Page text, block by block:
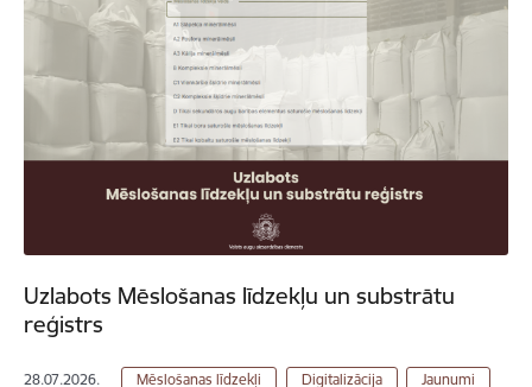
Uzlabots Mēslošanas līdzekļu un substrātu
reģistrs
28.07.2026. Mēslošanas līdzekļi Digitalizācija Jaunumi